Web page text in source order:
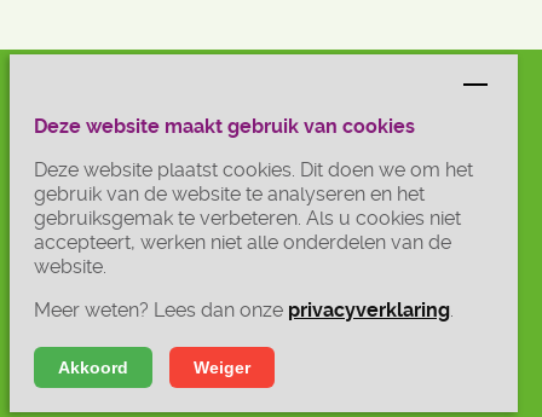
Deze website maakt gebruik van cookies
Deze website plaatst cookies. Dit doen we om het
gebruik van de website te analyseren en het
gebruiksgemak te verbeteren. Als u cookies niet
accepteert, werken niet alle onderdelen van de
website.
Meer weten? Lees dan onze privacyverklaring.
Akkoord Weiger
InPlanning
Vrijwilligersportaal
Sitemap Disclaimer
Privacy Algemene voorwaarden